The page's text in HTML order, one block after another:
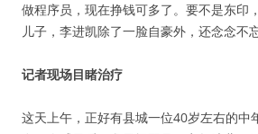
做程序员，现在挣钱可多了。要不是东印
儿子，李进凯除了一脸自豪外，还念念不
记者现场目睹治疗
这天上午，正好有县城一位40岁左右的中